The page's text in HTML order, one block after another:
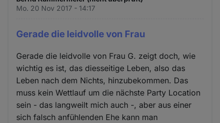
Mo. 20 Nov 2017 - 14:17
Gerade die leidvolle von Frau
Gerade die leidvolle von Frau G. zeigt doch, wie
wichtig es ist, das diesseitige Leben, also das
Leben nach dem Nichts, hinzubekommen. Das
muss kein Wettlauf um die nächste Party Location
sein - das langweilt mich auch -, aber aus einer
sich falsch anfühlenden Ehe kann man